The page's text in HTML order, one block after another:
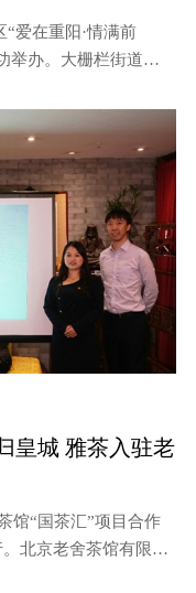
爱在重阳·情满前
举办。大栅栏街道市
茶馆董事长尹智君，
门西河沿社区党委书
者及老年居民、共建
动。本活动由前门西
北京和平支行白宇赫
皇城 雅茶入驻老
馆“国茶汇”项目合作
北京老舍茶馆有限公